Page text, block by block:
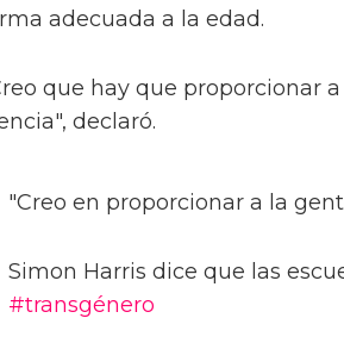
adecuada a la edad.
que hay que proporcionar
declaró.
"Creo en proporcionar a la
Simon Harris dice que las
#transgénero